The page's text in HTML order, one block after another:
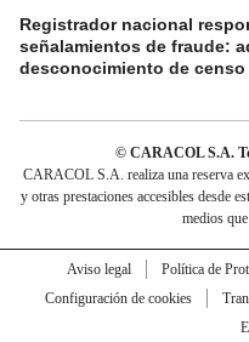
Registrador nacional
señalamientos de fraude:
desconocimiento de censo
© CARACOL S.A.
CARACOL S.A. realiza una reserva
y otras prestaciones accesibles desde
medios
Aviso legal Política de
Configuración de cookies